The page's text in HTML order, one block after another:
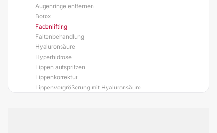
Augenringe entfernen
Botox
Fadenlifting
Faltenbehandlung
Hyaluronsäure
Hyperhidrose
Lippen aufspritzen
Lippenkorrektur
Lippenvergrößerung mit Hyaluronsäure